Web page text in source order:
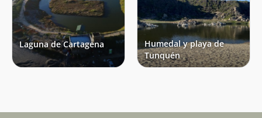
Laguna de Cartagena
Humedal y playa de
Tunquén